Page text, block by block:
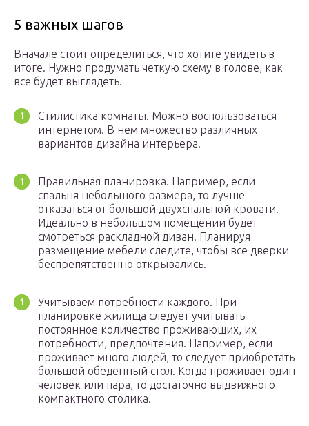
5 важных шагов
Вначале стоит определиться, что хотите увидеть в
итоге. Нужно продумать четкую схему в голове, как
все будет выглядеть.
Стилистика комнаты. Можно воспользоваться
интернетом. В нем множество различных
вариантов дизайна интерьера.
Правильная планировка. Например, если
спальня небольшого размера, то лучше
отказаться от большой двухспальной кровати.
Идеально в небольшом помещении будет
смотреться раскладной диван. Планируя
размещение мебели следите, чтобы все дверки
беспрепятственно открывались.
Учитываем потребности каждого. При
планировке жилища следует учитывать
постоянное количество проживающих, их
потребности, предпочтения. Например, если
проживает много людей, то следует приобретать
большой обеденный стол. Когда проживает один
человек или пара, то достаточно выдвижного
компактного столика.